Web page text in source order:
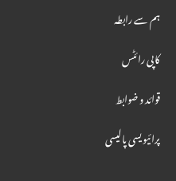
ہم سے رابطہ
کاپی رائٹس
قوائد و ضوابط
پرائیویسی پالیسی